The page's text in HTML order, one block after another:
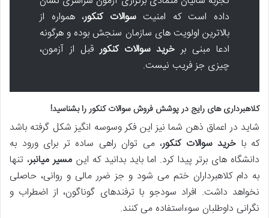
داده است که امنیتسوالات کنکور، همواره از
بالاترین اولویت های سازمان سنجش بوده و هرگونه
ادعا مبنی بر خرید سوالات کنکورقبل از آزمون،
چیزی جز فریب نیست.
کلاهبرداری های رایج در پوشش فروش سوالات کنکوررا بشناسید!
شاید در اعماق ذهن شما نیز این فکر وسوسه انگیز شکل گرفته باشد
که با خرید سوالات کنکور، می توان راهی ساده تر برای ورود به
دانشگاه های برتر پیدا کرد. اما باید بدانید که این مسیر میانبر، تنها
به دام کلاهبرداران ختم می شود و جز ضرر مالی و روانی، حاصلی
نخواهد داشت. افراد سودجو با ترفندهای گوناگون، از اضطراب و
نگرانی داوطلبان سوءاستفاده می کنند.